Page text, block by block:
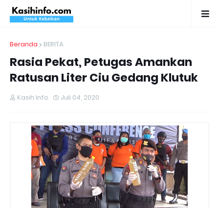
Beranda BERITA
Rasia Pekat, Petugas Amankan
Ratusan Liter Ciu Gedang Klutuk
Kasih Info Juli 04, 2020